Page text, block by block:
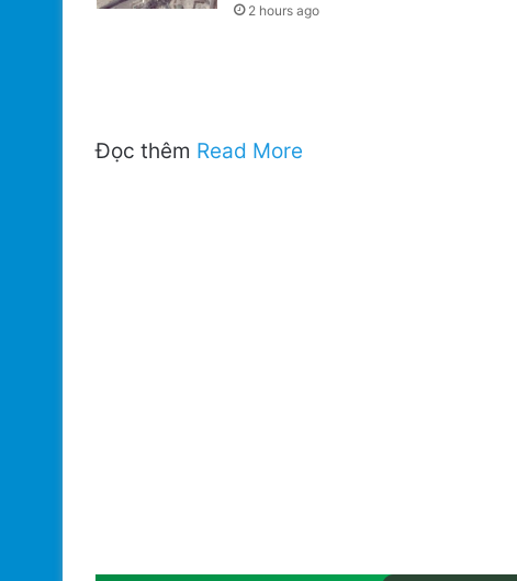
2 hours ago
Đọc thêm Read More